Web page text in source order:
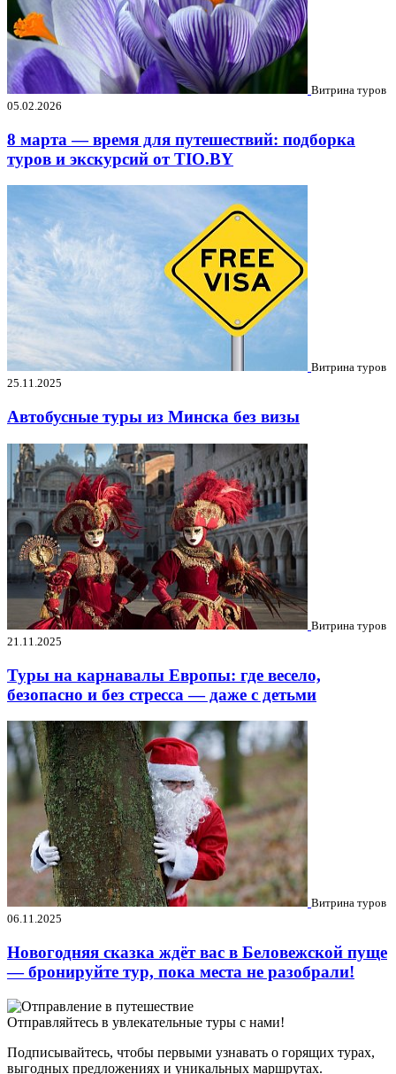
Витрина туров
05.02.2026
8 марта — время для путешествий: подборка
туров и экскурсий от TIO.BY
Витрина туров
25.11.2025
Автобусные туры из Минска без визы
Витрина туров
21.11.2025
Туры на карнавалы Европы: где весело,
безопасно и без стресса — даже с детьми
Витрина туров
06.11.2025
Новогодняя сказка ждёт вас в Беловежской пуще
— бронируйте тур, пока места не разобрали!
Отправляйтесь в увлекательные туры с нами!
Подписывайтесь, чтобы первыми узнавать о горящих турах,
выгодных предложениях и уникальных маршрутах.